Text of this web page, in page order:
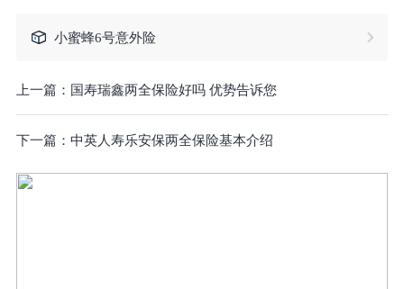
小蜜蜂6号意外险
上一篇： 国寿瑞鑫两全保险好吗 优势告诉您
下一篇： 中英人寿乐安保两全保险基本介绍